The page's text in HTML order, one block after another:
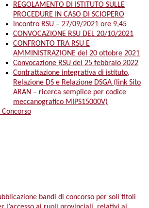
REGOLAMENTO DI ISTITUTO SULLE
PROCEDURE IN CASO DI SCIOPERO
incontro RSU – 27/09/2021 ore 9,45
CONVOCAZIONE RSU DEL 20/10/2021
CONFRONTO TRA RSU E
AMMINISTRAZIONE del 20 ottobre 2021
Convocazione RSU del 25 febbraio 2022
Contrattazione integrativa di istituto,
Relazione DS e Relazione DSGA (link Sito
ARAN – ricerca semplice per codice
meccanografico MIPS15000V)
bandi di concorso per soli titoli